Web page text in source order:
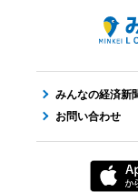
みんなの経済新
お問い合わせ